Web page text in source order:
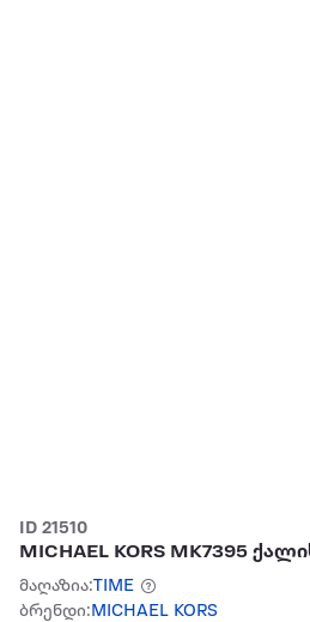
ID 21510
MICHAEL KORS MK7395
მაღაზია:TIME
ბრენდი: MICHAEL KORS